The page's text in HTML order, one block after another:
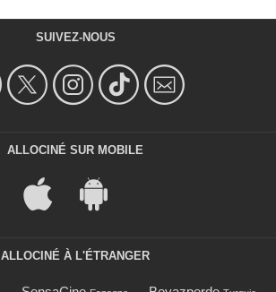
SUIVEZ-NOUS
ALLOCINÉ SUR MOBILE
ALLOCINÉ À L'ÉTRANGER